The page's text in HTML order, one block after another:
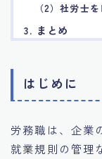
10.エージェン
13.キャリアア
（2）社労士
3. まとめ
はじめに
労務職は、企業
就業規則の管理